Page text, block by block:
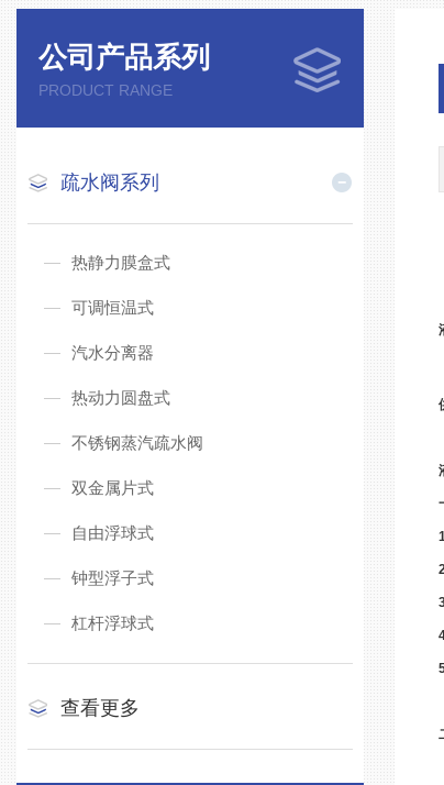
公司产品系列
PRODUCT RANGE
疏水阀系列
热静力膜盒式
可调恒温式
汽水分离器
热动力圆盘式
不锈钢蒸汽疏水阀
双金属片式
自由浮球式
钟型浮子式
杠杆浮球式
查看更多